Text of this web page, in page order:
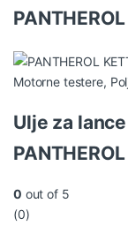
Motorne testere,
Ulje za
0 out of 5
(0)